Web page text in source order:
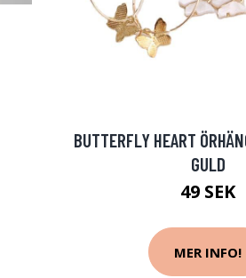
BUTTERFLY HEART
GULD
49 SEK
MER INFO!